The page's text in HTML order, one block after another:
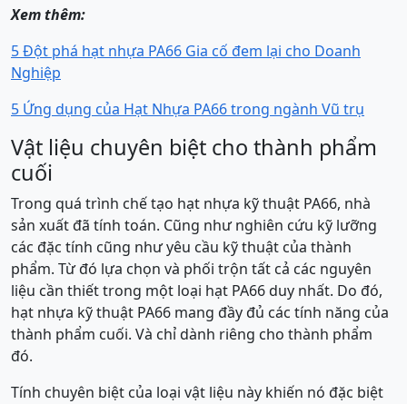
Xem thêm:
5 Đột phá hạt nhựa PA66 Gia cố đem lại cho Doanh
Nghiệp
5 Ứng dụng của Hạt Nhựa PA66 trong ngành Vũ trụ
Vật liệu chuyên biệt cho thành phẩm
cuối
Trong quá trình chế tạo hạt nhựa kỹ thuật PA66, nhà
sản xuất đã tính toán. Cũng như nghiên cứu kỹ lưỡng
các đặc tính cũng như yêu cầu kỹ thuật của thành
phẩm. Từ đó lựa chọn và phối trộn tất cả các nguyên
liệu cần thiết trong một loại hạt PA66 duy nhất. Do đó,
hạt nhựa kỹ thuật PA66 mang đầy đủ các tính năng của
thành phẩm cuối. Và chỉ dành riêng cho thành phẩm
đó.
Tính chuyên biệt của loại vật liệu này khiến nó đặc biệt